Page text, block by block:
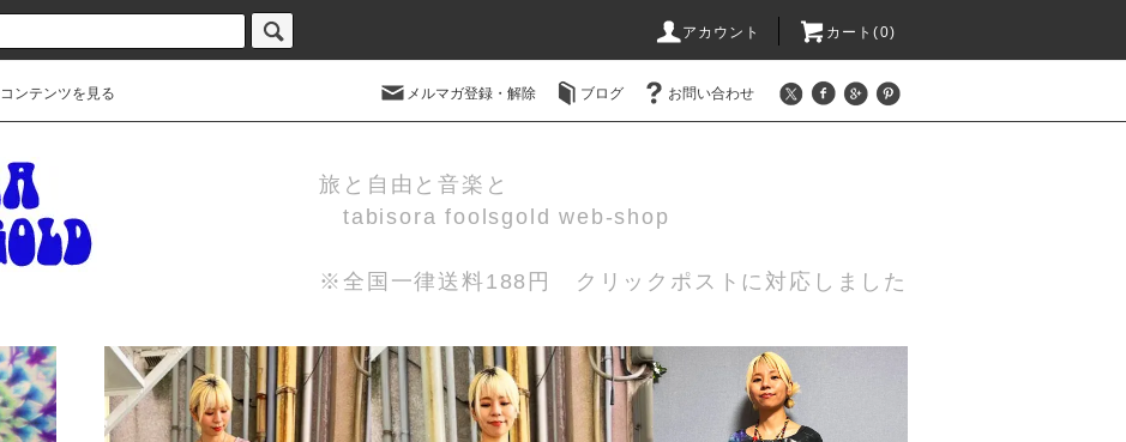
アカウント カート(0)
コンテンツを見る メルマガ登録・解除 ブログ お問い合わせ
旅と自由と音楽と
tabisora foolsgold web-shop
※全国一律送料188円 クリックポストに対応しました